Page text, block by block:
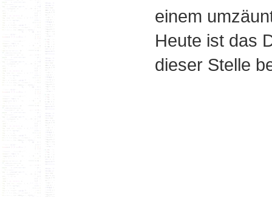
einem
Heute ist das
dieser Stelle